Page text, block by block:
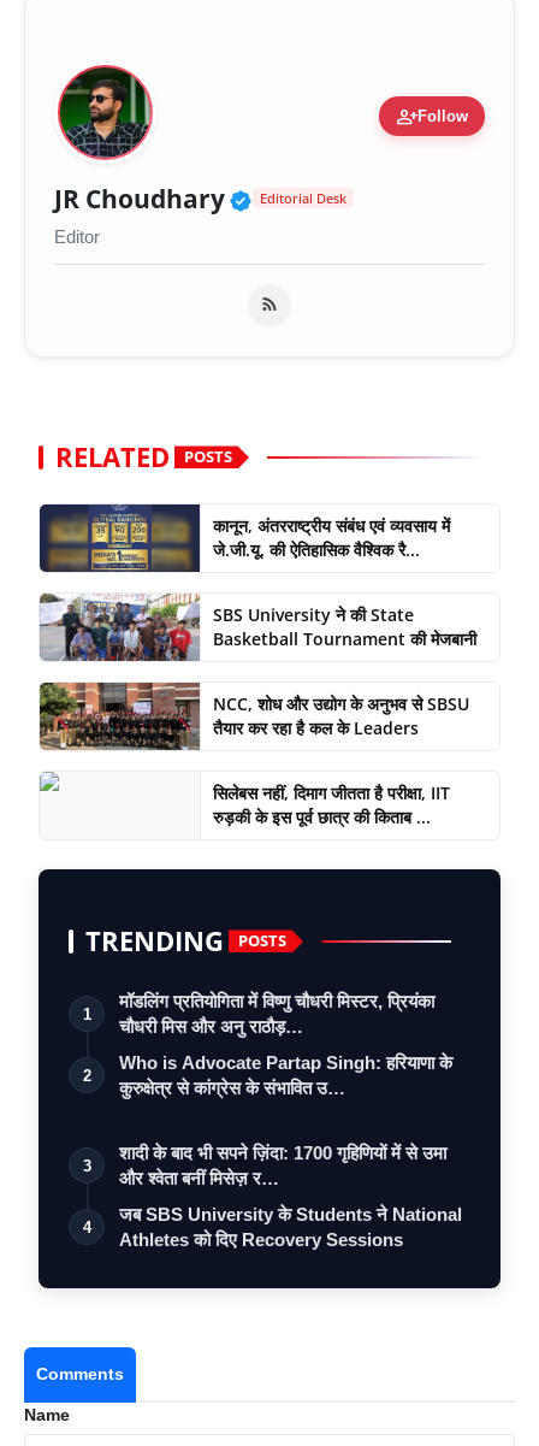
person_addFollow
JR Choudhary Verified Public Figure
Editorial Desk
Editor
RELATED POSTS
कानून, अंतरराष्ट्रीय संबंध एवं व्यवसाय में
जे.जी.यू. की ऐतिहासिक वैश्विक रै...
SBS University ने की State
Basketball Tournament की मेजबानी
NCC, शोध और उद्योग के अनुभव से SBSU
तैयार कर रहा है कल के Leaders
सिलेबस नहीं, दिमाग जीतता है परीक्षा, IIT
रुड़की के इस पूर्व छात्र की किताब ...
TRENDING POSTS
1
मॉडलिंग प्रतियोगिता में विष्णु चौधरी मिस्टर, प्रियंका
चौधरी मिस और अनु राठौड़…
2
Who is Advocate Partap Singh: हरियाणा के
कुरुक्षेत्र से कांग्रेस के संभावित उ…
3
शादी के बाद भी सपने ज़िंदा: 1700 गृहिणियों में से उमा
और श्वेता बनीं मिसेज़ र…
4
जब SBS University के Students ने National
Athletes को दिए Recovery Sessions
Comments
Name